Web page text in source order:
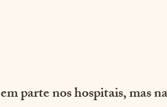
parte nos hospitais, mas